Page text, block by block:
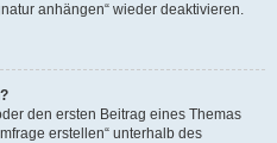
anhängen“ wieder deaktivieren.
den ersten Beitrag eines Themas
erstellen“ unterhalb des